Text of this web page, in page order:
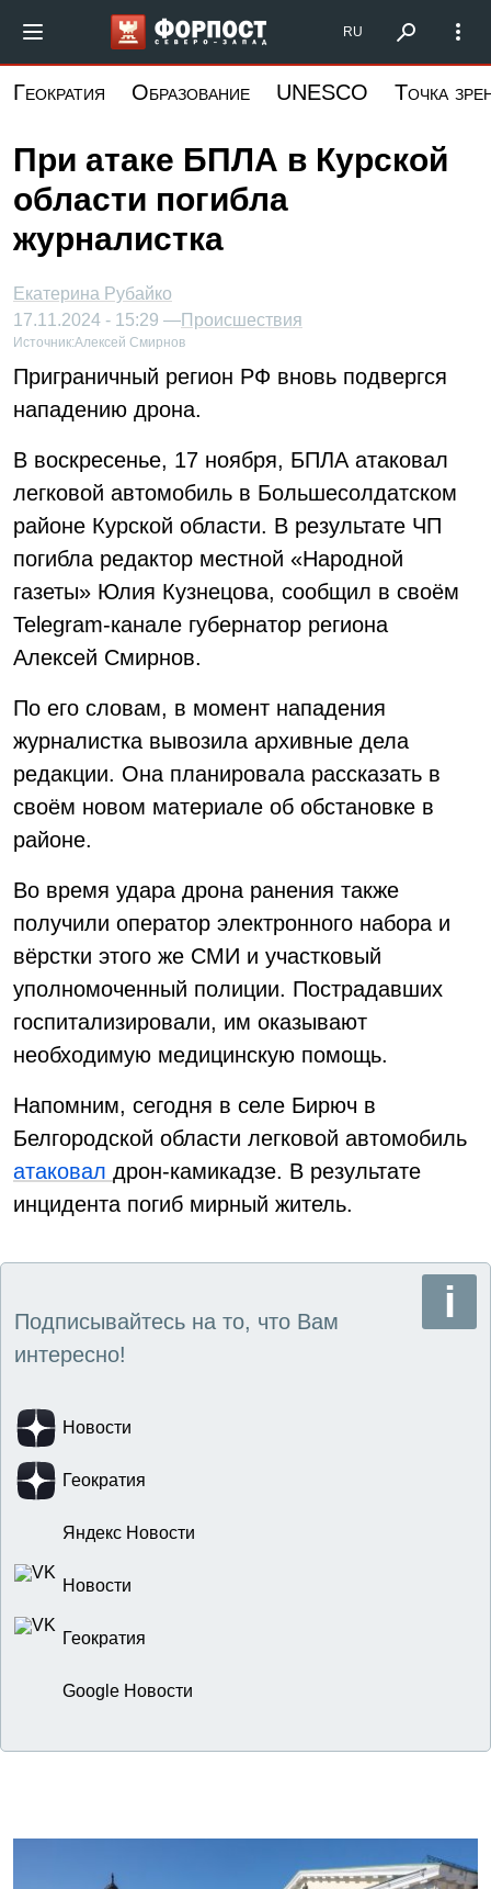
основному
Форпост Северо-Запад
RU
Геократия Образование UNESCO Точка
При атаке БПЛА в Курской
области погибла
журналистка
Екатерина Рубайко
17.11.2024 - 15:29 —Происшествия
Источник:Алексей Смирнов
Приграничный регион РФ вновь подвергся
нападению дрона.
В воскресенье, 17 ноября, БПЛА атаковал
легковой автомобиль в Большесолдатском
районе Курской области. В результате ЧП
погибла редактор местной «Народной
газеты» Юлия Кузнецова, сообщил в своём
Telegram-канале губернатор региона
Алексей Смирнов.
По его словам, в момент нападения
журналистка вывозила архивные дела
редакции. Она планировала рассказать в
своём новом материале об обстановке в
районе.
Во время удара дрона ранения также
получили оператор электронного набора и
вёрстки этого же СМИ и участковый
уполномоченный полиции. Пострадавших
госпитализировали, им оказывают
необходимую медицинскую помощь.
Напомним, сегодня в селе Бирюч в
Белгородской области легковой автомобиль
атаковал дрон-камикадзе. В результате
инцидента погиб мирный житель.
Подписывайтесь на то, что Вам
интересно!
Новости
Геократия
Яндекс Новости
Новости
Геократия
Google Новости